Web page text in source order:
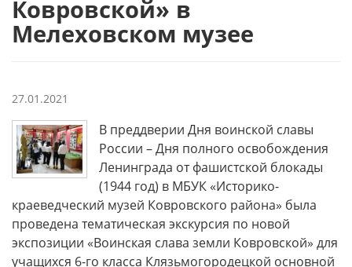
Ковровской» в
Мелеховском музее
27.01.2021
В преддверии Дня воинской славы
России – Дня полного освобождения
Ленинграда от фашистской блокады
(1944 год) в МБУК «Историко-
краеведческий музей Ковровского района» была
проведена тематическая экскурсия по новой
экспозиции «Воинская слава земли Ковровской» для
учащихся 6-го класса Клязьмогородецкой основной